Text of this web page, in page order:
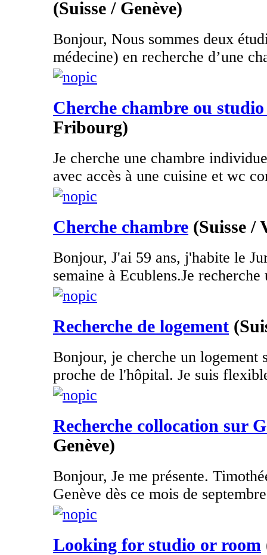
(Suisse / Genève)
Bonjour, Nous sommes deux
médecine) en recherche d’une
Cherche chambre ou
Fribourg)
Je cherche une chambre
avec accès à une cuisine et wc
Cherche chambre (Suisse /
Bonjour, J'ai 59 ans, j'habite le
semaine à Ecublens.Je recherche
Recherche de logement
Bonjour, je cherche un logement
proche de l'hôpital. Je suis
Recherche collocation sur
Genève)
Bonjour, Je me présente.
Genève dès ce mois de
Looking for studio or room